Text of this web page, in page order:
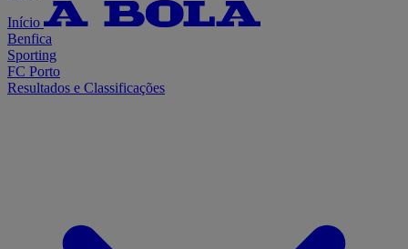
Início
Benfica
Sporting
FC Porto
Resultados e Classificações